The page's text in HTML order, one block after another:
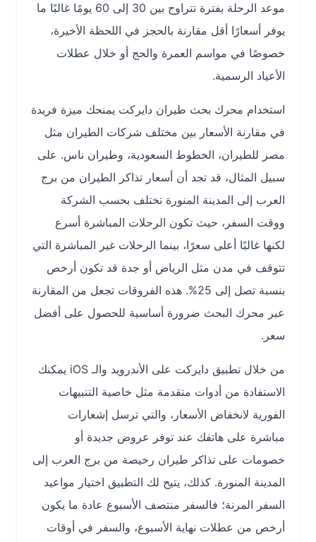
موعد الرحلة بفترة تتراوح بين 30 إلى 60 يومًا غالبًا ما
يوفر أسعارًا أقل مقارنة بالحجز في اللحظة الأخيرة،
خصوصًا في مواسم العمرة والحج أو خلال عطلات
الأعياد الرسمية.
استخدام محرك بحث طيران دايركت يمنحك ميزة فريدة
في مقارنة الأسعار بين مختلف شركات الطيران مثل
مصر للطيران، الخطوط السعودية، وطيران ناس. على
سبيل المثال، قد تجد أن أسعار تذاكر الطيران من برج
العرب إلى المدينة المنورة تختلف بحسب الشركة
ووقت السفر، حيث تكون الرحلات المباشرة أسرع
لكنها غالبًا أعلى سعرًا، بينما الرحلات غير المباشرة التي
تتوقف في مدن مثل الرياض أو جدة قد تكون أرخص
بنسبة تصل إلى 25%. هذه الفروقات تجعل من المقارنة
عبر محرك البحث ضرورة أساسية للحصول على أفضل
من خلال تطبيق دايركت على الأندرويد والـ iOS يمكنك
الاستفادة من أدوات متقدمة مثل خاصية التنبيهات
الفورية لانخفاض الأسعار، والتي ترسل إشعارات
مباشرة على هاتفك عند توفر عروض جديدة أو
خصومات على تذاكر طيران رخيصة من برج العرب إلى
المدينة المنورة. كذلك، يتيح لك التطبيق اختيار مواعيد
السفر المرنة؛ فالسفر منتصف الأسبوع عادة ما يكون
أرخص من عطلات نهاية الأسبوع، والسفر في أوقات